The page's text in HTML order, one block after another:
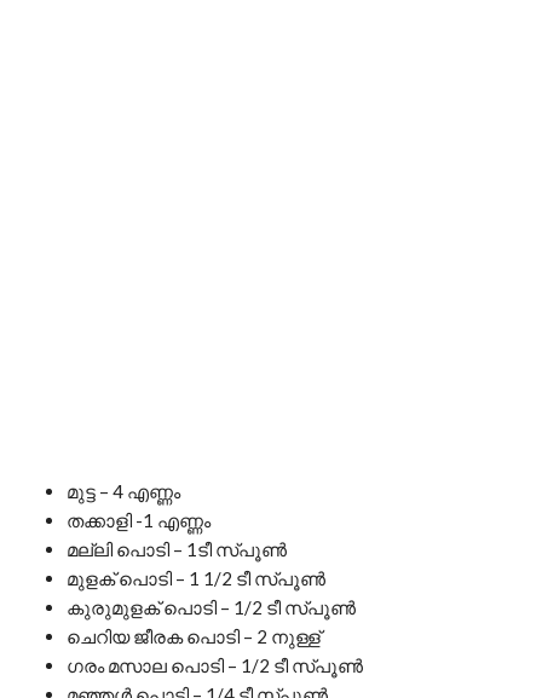
മുട്ട – 4 എണ്ണം
തക്കാളി -1 എണ്ണം
മല്ലി പൊടി – 1ടീ സ്പൂൺ
മുളക് പൊടി – 1 1/2 ടീ സ്പൂൺ
കുരുമുളക് പൊടി – 1/2 ടീ സ്പൂൺ
ചെറിയ ജീരക പൊടി – 2 നുള്ള്
ഗരം മസാല പൊടി – 1/2 ടീ സ്പൂൺ